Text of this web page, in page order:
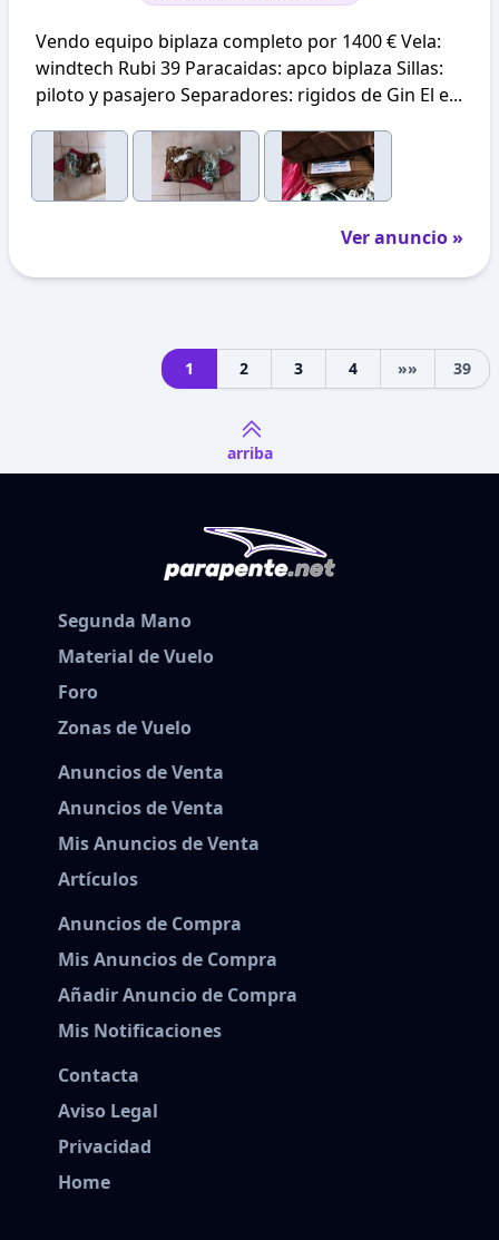
Vendo equipo biplaza completo por 1400 € Vela:
windtech Rubi 39 Paracaidas: apco biplaza Sillas:
piloto y pasajero Separadores: rigidos de Gin El e...
Ver anuncio »
1 2 3 4 Next
»» 39
arriba
Segunda Mano
Material de Vuelo
Foro
Zonas de Vuelo
Anuncios de Venta
Anuncios de Venta
Mis Anuncios de Venta
Artículos
Anuncios de Compra
Mis Anuncios de Compra
Añadir Anuncio de Compra
Mis Notificaciones
Contacta
Aviso Legal
Privacidad
Home